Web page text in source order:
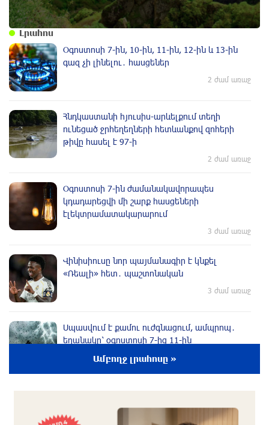
Լրահոս
Օգոստոսի 7-ին, 10-ին, 11-ին, 12-ին և 13-ին
գազ չի լինելու․ հասցեներ
2 ժամ առաջ
Հնդկաստանի հյուսիս-արևելքում տեղի
ունեցած ջրհեղեղների հետևանքով զոհերի
թիվը հասել է 97-ի
2 ժամ առաջ
Օգոստոսի 7-ին ժամանակավորապես
կդադարեցվի մի շարք հասցեների
էլեկտրամատակարարում
3 ժամ առաջ
Վինիսիուսը նոր պայմանագիր է կնքել
«Ռեալի» հետ․ պաշտոնական
3 ժամ առաջ
Սպասվում է քամու ուժգնացում, ամպրոպ․
եղանակը՝ օգոստոսի 7-ից 11-ին
հարևանությամբ գտնվող աղբավայրում.
կրակն ու ծուխը տեսանելի են մի քանի
Ամբողջ լրահոսը »